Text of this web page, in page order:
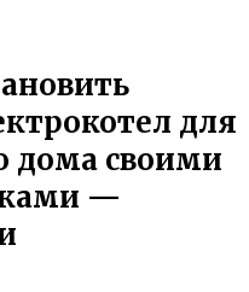
для
дома своими
—